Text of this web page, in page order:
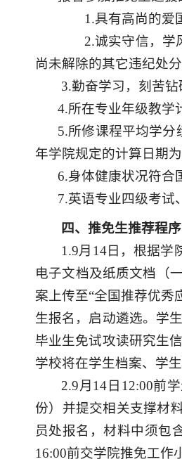
1 .具有高尚的爱
2.诚实守信，学
尚未解除的其它违纪处分
3.勤奋学习，刻苦
4.所在专业年级教学
5.所修课程平均学分
年学院规定的计算日期为
6.身体健康状况符合
7.英语专业四级考试
四、推免生推荐程序
1.9月14日，根据学
电子文档及纸质文档（
案上传至“全国推荐优秀
生报名，启动遴选。 学
毕业生免试攻读研究生
学校将在学生档案、学
2.9月 14 日 1 2:00前
份）并提交相关支撑材
员处报名，材料中须包
16:00前交学院推免工作